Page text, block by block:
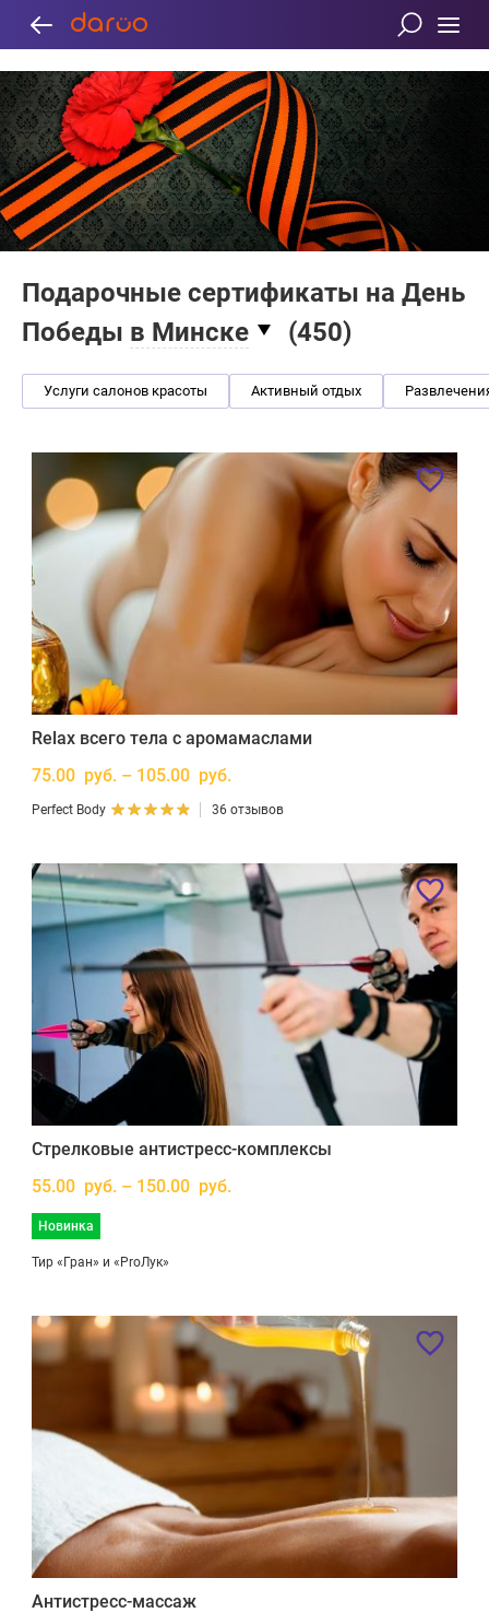
Подарочные сертификаты на День
Победы в Минске (450)
Услуги салонов красоты Активный отдых
Relax всего тела с аромамаслами
75.00 руб. – 105.00 руб.
Perfect Body 36 отзывов
Стрелковые антистресс-комплексы
55.00 руб. – 150.00 руб.
Новинка
Тир «Гран» и «ProЛук»
Антистресс-массаж